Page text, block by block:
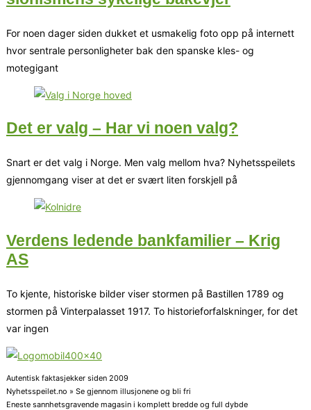
For noen dager siden dukket et usmakelig foto opp på internett
hvor sentrale personligheter bak den spanske kles- og
motegigant
Det er valg – Har vi noen valg?
Snart er det valg i Norge. Men valg mellom hva? Nyhetsspeilets
gjennomgang viser at det er svært liten forskjell på
Verdens ledende bankfamilier – Krig
AS
To kjente, historiske bilder viser stormen på Bastillen 1789 og
stormen på Vinterpalasset 1917. To historieforfalskninger, for det
var ingen
Autentisk faktasjekker siden 2009
Nyhetsspeilet.no » Se gjennom illusjonene og bli fri
Eneste sannhetsgravende magasin i komplett bredde og full dybde